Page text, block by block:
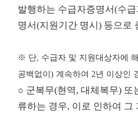
발행하는 수급자증명서(수
명서(지원기간 명시) 등으로
※ 단, 수급자 및 지원대상자에
공백없이) 계속하여 2년 이상인
○ 군복무(현역, 대체복무) 또
류하는 경우, 이로 인하여 그